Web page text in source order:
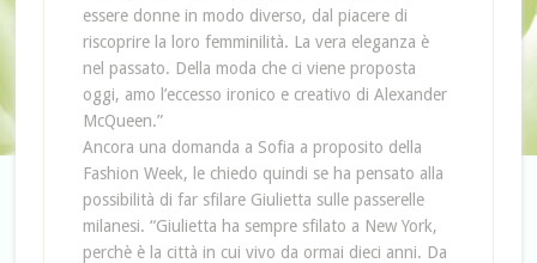
essere donne in modo diverso, dal piacere di
riscoprire la loro femminilità. La vera eleganza è
nel passato. Della moda che ci viene proposta
oggi, amo l’eccesso ironico e creativo di Alexander
McQueen.”
Ancora una domanda a Sofia a proposito della
Fashion Week, le chiedo quindi se ha pensato alla
possibilità di far sfilare Giulietta sulle passerelle
milanesi. “Giulietta ha sempre sfilato a New York,
perchè è la città in cui vivo da ormai dieci anni. Da